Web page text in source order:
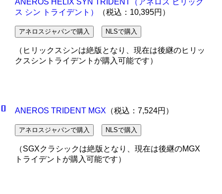
ANEROS HELIX SYN TRIDENT（アネロス ヒリック
ス シン トライデント）
（税込：10,395円）
アネロスジャパンで購入 NLSで購入
（ヒリックスシンは絶版となり、現在は後継のヒリッ
クスシントライデントが購入可能です）
ANEROS TRIDENT MGX （税込：7,524円）
アネロスジャパンで購入 NLSで購入
（SGXクラシックは絶版となり、現在は後継のMGX
トライデントが購入可能です）